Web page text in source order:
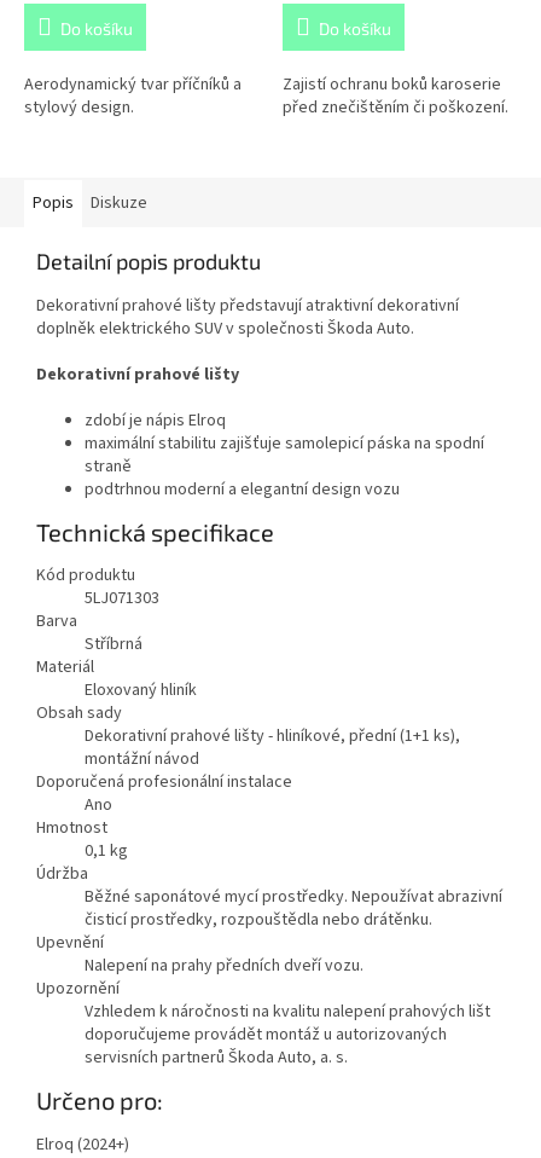
Do košíku
Aerodynamický tvar příčníků a
stylový design.
Do košíku
Zajistí ochranu boků karoserie
před znečištěním či poškození.
Popis Diskuze
Detailní popis produktu
Dekorativní prahové lišty představují atraktivní dekorativní
doplněk elektrického SUV v společnosti Škoda Auto.
Dekorativní prahové lišty
zdobí je nápis Elroq
maximální stabilitu zajišťuje samolepicí páska na spodní
straně
podtrhnou moderní a elegantní design vozu
Technická specifikace
Kód produktu
5LJ071303
Barva
Stříbrná
Materiál
Eloxovaný hliník
Obsah sady
Dekorativní prahové lišty - hliníkové, přední (1+1 ks),
montážní návod
Doporučená profesionální instalace
Ano
Hmotnost
0,1 kg
Údržba
Běžné saponátové mycí prostředky. Nepoužívat abrazivní
čisticí prostředky, rozpouštědla nebo drátěnku.
Upevnění
Nalepení na prahy předních dveří vozu.
Upozornění
Vzhledem k náročnosti na kvalitu nalepení prahových lišt
doporučujeme provádět montáž u autorizovaných
servisních partnerů Škoda Auto, a. s.
Určeno pro:
Elroq (2024+)